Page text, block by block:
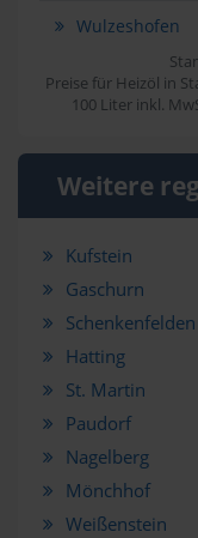
Wulzeshofen
Preise für Heizöl in
100 Liter inkl.
Weitere
Kufstein
Gaschurn
Schenkenfelden
Hatting
St. Martin
Paudorf
Nagelberg
Mönchhof
Weißenstein